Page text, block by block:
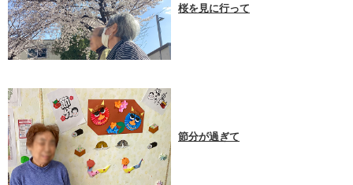
桜を見に行って
節分が過ぎて